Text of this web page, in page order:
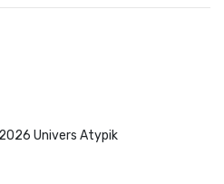
Univers Atypik